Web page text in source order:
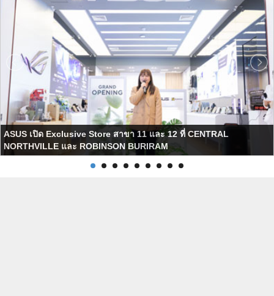
ASUS เปิด Exclusive Store สาขา 11 และ 12 ที่ CENTRAL
NORTHVILLE และ ROBINSON BURIRAM